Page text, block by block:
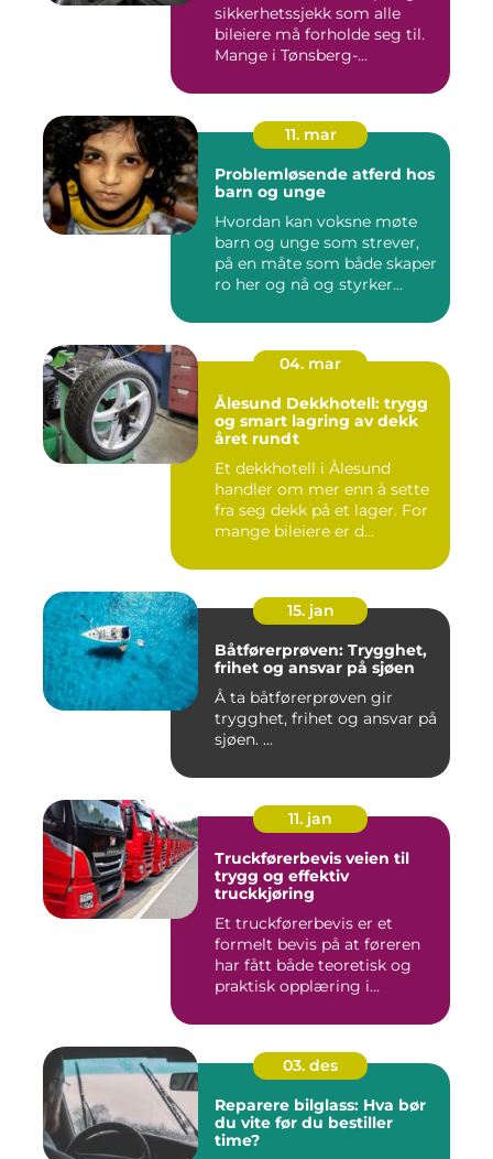
sikkerhetssjekk som alle
bileiere må forholde seg til.
Mange i Tønsberg-...
11. mar
Problemløsende atferd hos
barn og unge
Hvordan kan voksne møte
barn og unge som strever,
på en måte som både skaper
ro her og nå og styrker...
04. mar
Ålesund Dekkhotell: trygg
og smart lagring av dekk
året rundt
Et dekkhotell i Ålesund
handler om mer enn å sette
fra seg dekk på et lager. For
mange bileiere er d...
15. jan
Båtførerprøven: Trygghet,
frihet og ansvar på sjøen
Å ta båtførerprøven gir
trygghet, frihet og ansvar på
sjøen. ...
11. jan
Truckførerbevis veien til
trygg og effektiv
truckkjøring
Et truckførerbevis er et
formelt bevis på at føreren
har fått både teoretisk og
praktisk opplæring i...
03. des
Reparere bilglass: Hva bør
du vite før du bestiller
time?